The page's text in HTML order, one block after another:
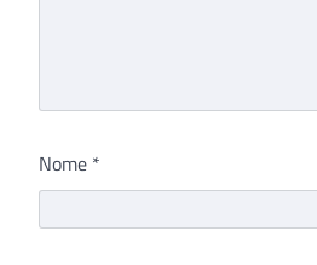
Nome *